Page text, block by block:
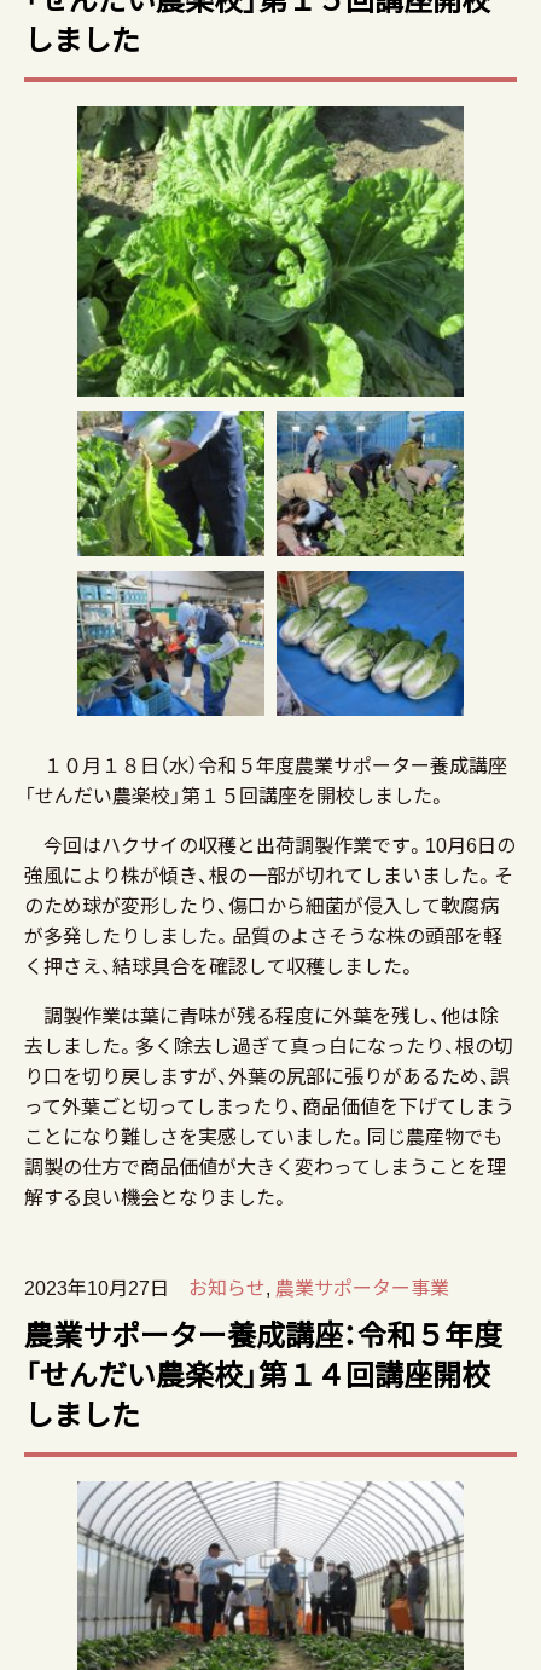
しました
１０月１８日（水）令和５年度農業サポーター養成講座
「せんだい農楽校」第１５回講座を開校しました。
今回はハクサイの収穫と出荷調製作業です。10月6日の
強風により株が傾き、根の一部が切れてしまいました。そ
のため球が変形したり、傷口から細菌が侵入して軟腐病
が多発したりしました。品質のよさそうな株の頭部を軽
く押さえ、結球具合を確認して収穫しました。
調製作業は葉に青味が残る程度に外葉を残し、他は除
去しました。多く除去し過ぎて真っ白になったり、根の切
り口を切り戻しますが、外葉の尻部に張りがあるため、誤
って外葉ごと切ってしまったり、商品価値を下げてしまう
ことになり難しさを実感していました。同じ農産物でも
調製の仕方で商品価値が大きく変わってしまうことを理
解する良い機会となりました。
2023年10月27日 お知らせ, 農業サポーター事業
農業サポーター養成講座：令和５年度
「せんだい農楽校」第１４回講座開校
しました